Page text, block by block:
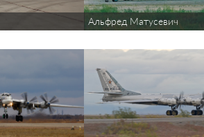
Альфред Матусевич